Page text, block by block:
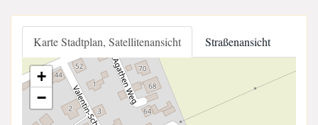
Karte Stadtplan, Satellitenansicht Straßenansicht
+
−